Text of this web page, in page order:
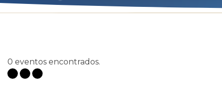
0 eventos encontrados.